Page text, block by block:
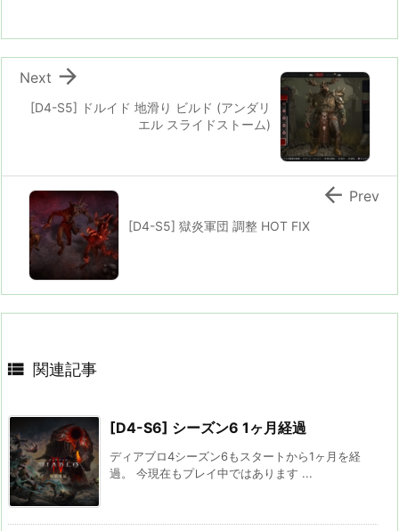
[D4-S5] ドルイド 地滑り ビルド (アンダリ
エル スライドストーム)

Next
[D4-S5] 獄炎軍団 調整 HOT FIX
 Prev
 関連記事
[D4-S6] シーズン6 1ヶ月経過
ディアブロ4シーズン6もスタートから1ヶ月を経
過。 今現在もプレイ中ではあります ...